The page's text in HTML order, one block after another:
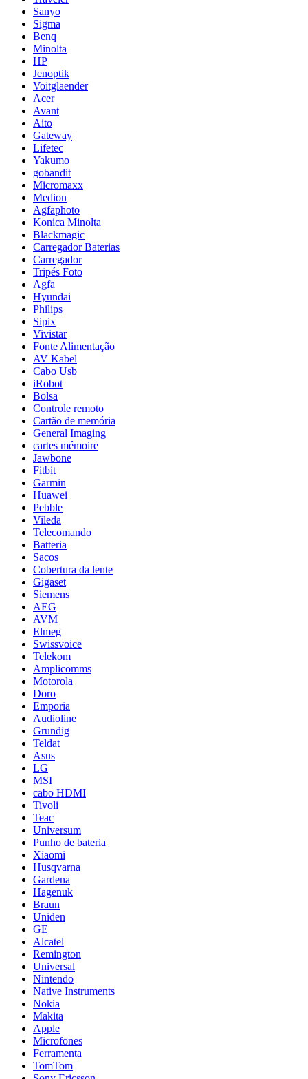
Sanyo
Sigma
Benq
Minolta
HP
Jenoptik
Voitglaender
Acer
Avant
Aito
Gateway
Lifetec
Yakumo
gobandit
Micromaxx
Medion
Agfaphoto
Konica Minolta
Blackmagic
Carregador Baterias
Carregador
Tripés Foto
Agfa
Hyundai
Philips
Sipix
Vivistar
Fonte Alimentação
AV Kabel
Cabo Usb
iRobot
Bolsa
Controle remoto
Cartão de memória
General Imaging
cartes mémoire
Jawbone
Fitbit
Garmin
Huawei
Pebble
Vileda
Telecomando
Batteria
Sacos
Cobertura da lente
Gigaset
Siemens
AEG
AVM
Elmeg
Swissvoice
Telekom
Amplicomms
Motorola
Doro
Emporia
Audioline
Grundig
Teldat
Asus
LG
MSI
cabo HDMI
Tivoli
Teac
Universum
Punho de bateria
Xiaomi
Husqvarna
Gardena
Hagenuk
Braun
Uniden
GE
Alcatel
Remington
Universal
Nintendo
Native Instruments
Nokia
Makita
Apple
Microfones
Ferramenta
TomTom